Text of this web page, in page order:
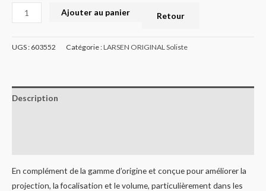
Ajouter au panier Retour
UGS : 603552 Catégorie :LARSEN ORIGINAL Soliste
Description
En complément de la gamme d’origine et conçue pour améliorer la
projection, la focalisation et le volume, particulièrement dans les